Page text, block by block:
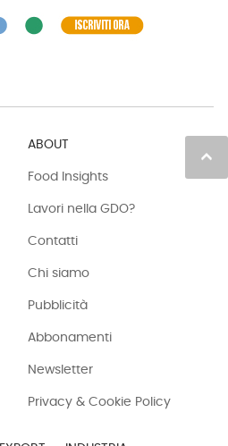
keyboard_arrow_up
ABOUT
Food Insights
Lavori nella GDO?
Contatti
Chi siamo
Pubblicità
Abbonamenti
Newsletter
Privacy & Cookie Policy